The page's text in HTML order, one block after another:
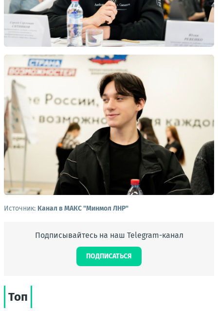
Источник: Канал в МАКС "Минмол ЛНР"
Подписывайтесь на наш Telegram-канал
ПОДПИСАТЬСЯ
Топ